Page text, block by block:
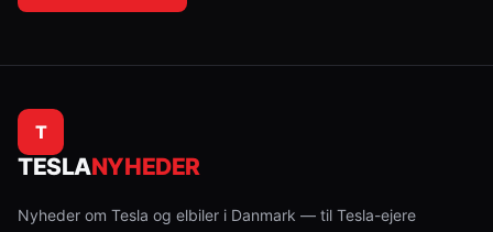
T
TESLANYHEDER
Nyheder om Tesla og elbiler i Danmark — til Tesla-ejere